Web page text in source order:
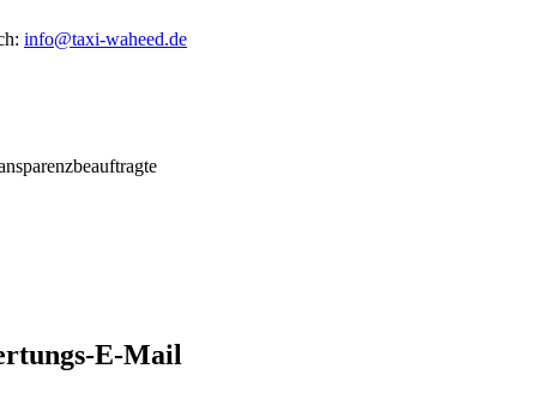
info@taxi-waheed.de
E-Mail